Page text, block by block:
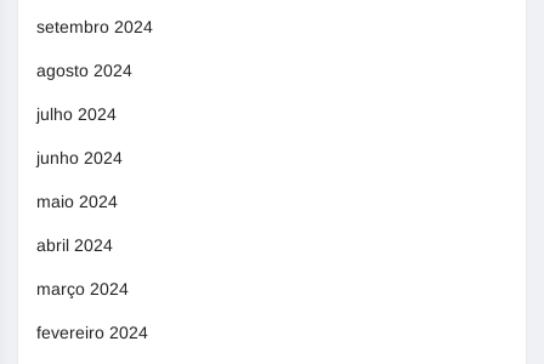
setembro 2024
agosto 2024
julho 2024
junho 2024
maio 2024
abril 2024
março 2024
fevereiro 2024